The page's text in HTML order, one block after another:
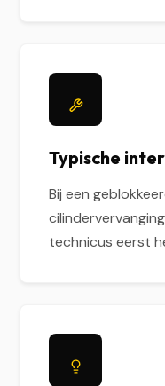
Typische
Bij een
technicus eerst